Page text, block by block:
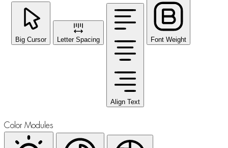
Big Cursor Letter Spacing
Align Text
Font Weight
Color Modules